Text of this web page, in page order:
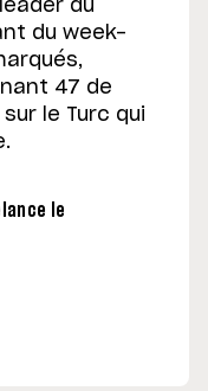
du
du week-
47 de
le Turc qui
le